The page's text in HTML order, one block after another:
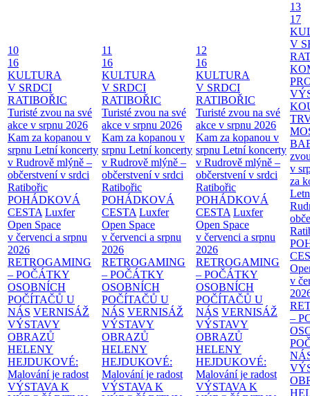
10
16
KULTURA
V SRDCI
RATIBOŘIC
Turisté zvou na své
akce v srpnu 2026
Kam za kopanou v
srpnu Letní koncerty
v Rudrově mlýně –
občerstvení v srdci
Ratibořic
POHÁDKOVÁ
CESTA Luxfer
Open Space
v červenci a srpnu
2026
RETROGAMING
– POČÁTKY
OSOBNÍCH
POČÍTAČŮ U
NÁS VERNISÁŽ
VÝSTAVY
OBRAZŮ
HELENY
HEJDUKOVÉ:
Malování je radost
VÝSTAVA K
11
16
KULTURA
V SRDCI
RATIBOŘIC
Turisté zvou na své
akce v srpnu 2026
Kam za kopanou v
srpnu Letní koncerty
v Rudrově mlýně –
občerstvení v srdci
Ratibořic
POHÁDKOVÁ
CESTA Luxfer
Open Space
v červenci a srpnu
2026
RETROGAMING
– POČÁTKY
OSOBNÍCH
POČÍTAČŮ U
NÁS VERNISÁŽ
VÝSTAVY
OBRAZŮ
HELENY
HEJDUKOVÉ:
Malování je radost
VÝSTAVA K
12
16
KULTURA
V SRDCI
RATIBOŘIC
Turisté zvou na své
akce v srpnu 2026
Kam za kopanou v
srpnu Letní koncerty
v Rudrově mlýně –
občerstvení v srdci
Ratibořic
POHÁDKOVÁ
CESTA Luxfer
Open Space
v červenci a srpnu
2026
RETROGAMING
– POČÁTKY
OSOBNÍCH
POČÍTAČŮ U
NÁS VERNISÁŽ
VÝSTAVY
OBRAZŮ
HELENY
HEJDUKOVÉ:
Malování je radost
VÝSTAVA K
13
17
V
v
za
v
–